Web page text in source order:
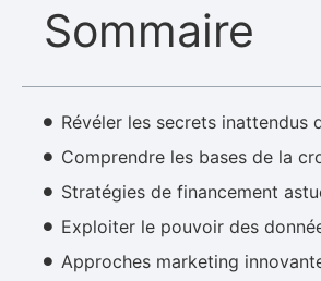
Sommaire
Révéler les secrets
Comprendre les bases de la
Stratégies de financement
Exploiter le pouvoir des
Approches marketing